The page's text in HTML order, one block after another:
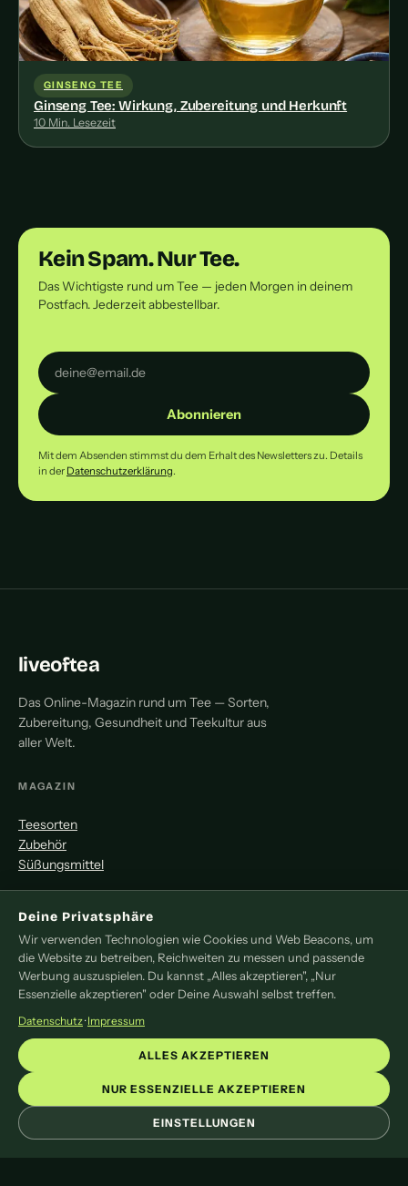
GINSENG TEE
Ginseng Tee: Wirkung, Zubereitung und Herkunft
10 Min. Lesezeit
Kein Spam. Nur Tee.
Das Wichtigste rund um Tee — jeden Morgen in deinem
Postfach. Jederzeit abbestellbar.
Abonnieren
Mit dem Absenden stimmst du dem Erhalt des Newsletters zu. Details
in der Datenschutzerklärung.
liveoftea
Das Online-Magazin rund um Tee — Sorten,
Zubereitung, Gesundheit und Teekultur aus
aller Welt.
MAGAZIN
Teesorten
Zubehör
Süßungsmittel
MITMACHEN
Redaktion
Pressemitteilung
Newsletter
LEGAL
Impressum
Datenschutz
Cookie-Einstellungen
Deine Privatsphäre
Wir verwenden Technologien wie Cookies und Web Beacons, um
die Website zu betreiben, Reichweiten zu messen und passende
Werbung auszuspielen. Du kannst „Alles akzeptieren", „Nur
Essenzielle akzeptieren" oder Deine Auswahl selbst treffen.
Datenschutz·Impressum
EINSTELLUNGEN
NUR ESSENZIELLE AKZEPTIEREN
ALLES AKZEPTIEREN